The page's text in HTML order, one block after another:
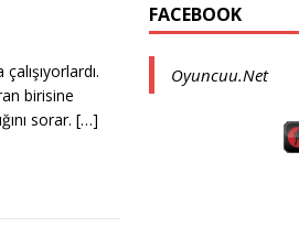
birisine
sorar. […]
FACEBOOK
Oyuncuu.Net